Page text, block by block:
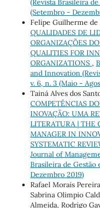
(Revista Brasileira
(Setembro -
Felipe Guilherme de
QUALIDADES DE
ORGANIZAÇÕES
QUALITIES FOR
ORGANIZATIONS ,
and Innovation
v. 6, n. 3 (Maio -
Tainá Alves dos
COMPETÊNCIAS
INOVAÇÃO: UMA
LITERATURA | THE
MANAGER IN
SYSTEMATIC
Journal of
Brasileira de Gestão
Dezembro 2019)
Rafael Morais
Sabrina Olimpio
Almeida, Rodrigo